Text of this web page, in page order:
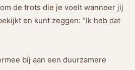
de trots die je voelt wanneer jij
en kunt zeggen: “Ik heb dat
bij aan een duurzamere